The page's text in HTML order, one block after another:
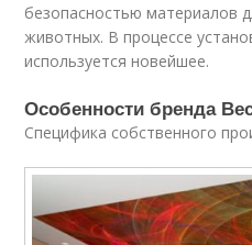
безопасностью материалов
животных. В процессе
используется новейшее.
Особенности бренда
Специфика собственного